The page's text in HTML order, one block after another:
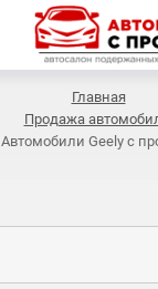
Главная
Продажа
Автомобили Geely с